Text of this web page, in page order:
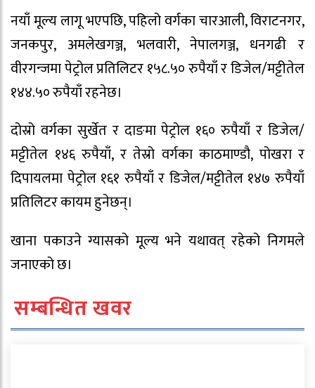
नयाँ मूल्य लागू भएपछि, पहिलो वर्गका चारआली, विराटनगर,
जनकपुर, अमलेखगञ्ज, भलवारी, नेपालगञ्ज, धनगढी र
वीरगन्जमा पेट्रोल प्रतिलिटर १५८.५० रुपैयाँ र डिजेल/मट्टीतेल
१४४.५० रुपैयाँ रहनेछ।
दोस्रो वर्गका सुर्खेत र दाङमा पेट्रोल १६० रुपैयाँ र डिजेल/
मट्टीतेल १४६ रुपैयाँ, र तेस्रो वर्गका काठमाण्डौ, पोखरा र
दिपायलमा पेट्रोल १६१ रुपैयाँ र डिजेल/मट्टीतेल १४७ रुपैयाँ
प्रतिलिटर कायम हुनेछन्।
खाना पकाउने ग्यासको मूल्य भने यथावत् रहेको निगमले
जनाएको छ।
सम्बन्धित खवर